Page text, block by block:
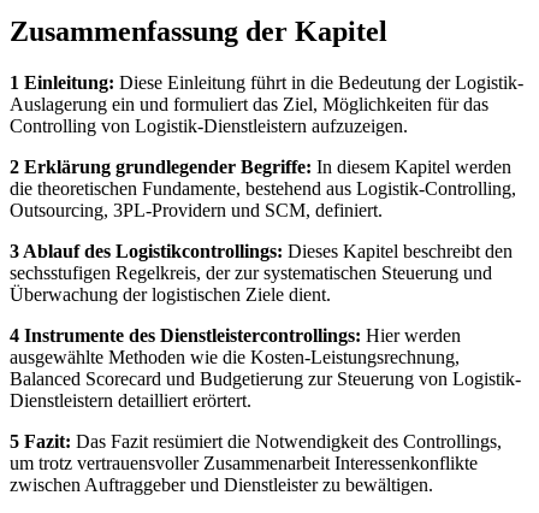
Zusammenfassung der Kapitel
1 Einleitung: Diese Einleitung führt in die Bedeutung der Logistik-
Auslagerung ein und formuliert das Ziel, Möglichkeiten für das
Controlling von Logistik-Dienstleistern aufzuzeigen.
2 Erklärung grundlegender Begriffe: In diesem Kapitel werden
die theoretischen Fundamente, bestehend aus Logistik-Controlling,
Outsourcing, 3PL-Providern und SCM, definiert.
3 Ablauf des Logistikcontrollings: Dieses Kapitel beschreibt den
sechsstufigen Regelkreis, der zur systematischen Steuerung und
Überwachung der logistischen Ziele dient.
4 Instrumente des Dienstleistercontrollings: Hier werden
ausgewählte Methoden wie die Kosten-Leistungsrechnung,
Balanced Scorecard und Budgetierung zur Steuerung von Logistik-
Dienstleistern detailliert erörtert.
5 Fazit: Das Fazit resümiert die Notwendigkeit des Controllings,
um trotz vertrauensvoller Zusammenarbeit Interessenkonflikte
zwischen Auftraggeber und Dienstleister zu bewältigen.